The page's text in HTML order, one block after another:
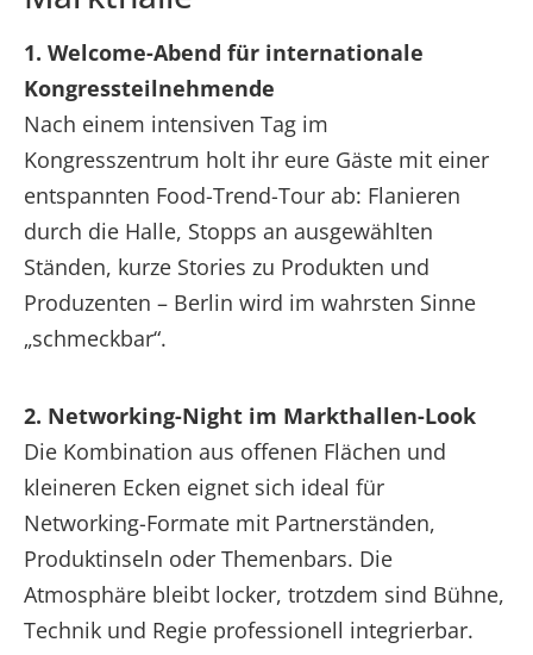
1. Welcome-Abend für internationale
Kongressteilnehmende
Nach einem intensiven Tag im
Kongresszentrum holt ihr eure Gäste mit einer
entspannten Food-Trend-Tour ab: Flanieren
durch die Halle, Stopps an ausgewählten
Ständen, kurze Stories zu Produkten und
Produzenten – Berlin wird im wahrsten Sinne
„schmeckbar“.
2. Networking-Night im Markthallen-Look
Die Kombination aus offenen Flächen und
kleineren Ecken eignet sich ideal für
Networking-Formate mit Partnerständen,
Produktinseln oder Themenbars. Die
Atmosphäre bleibt locker, trotzdem sind Bühne,
Technik und Regie professionell integrierbar.